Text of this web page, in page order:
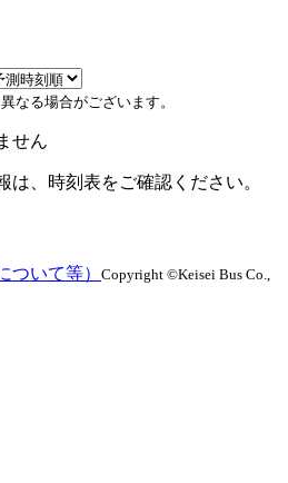
なる場合がございます。
せん
、時刻表をご確認ください。
ついて等） Copyright ©Keisei Bus Co.,